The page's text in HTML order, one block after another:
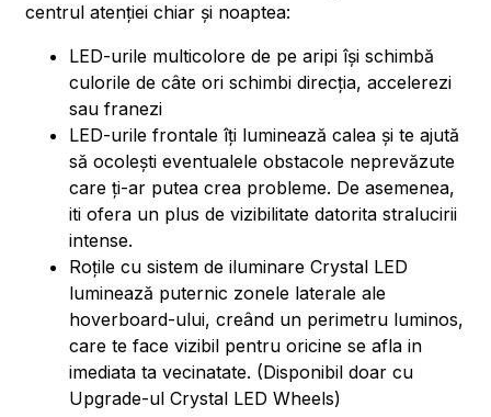
centrul atenției chiar și noaptea:
LED-urile multicolore de pe aripi își schimbă
culorile de câte ori schimbi direcția, accelerezi
sau franezi
LED-urile frontale îți luminează calea și te ajută
să ocolești eventualele obstacole neprevăzute
care ți-ar putea crea probleme. De asemenea,
iti ofera un plus de vizibilitate datorita stralucirii
intense.
Roțile cu sistem de iluminare Crystal LED
luminează puternic zonele laterale ale
hoverboard-ului, creând un perimetru luminos,
care te face vizibil pentru oricine se afla in
imediata ta vecinatate. (Disponibil doar cu
Upgrade-ul Crystal LED Wheels)